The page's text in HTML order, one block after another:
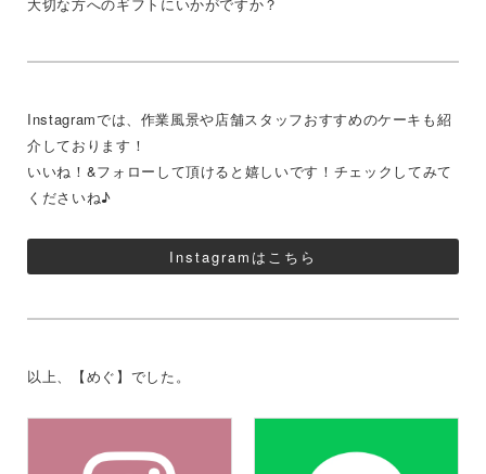
大切な方へのギフトにいかがですか？
Instagramでは、作業風景や店舗スタッフおすすめのケーキも紹
介しております！
いいね！&フォローして頂けると嬉しいです！チェックしてみて
くださいね♪
Instagramはこちら
以上、【めぐ】でした。